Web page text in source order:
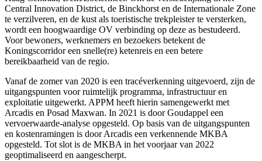
Central Innovation District, de Binckhorst en de Internationale Zone
te verzilveren, en de kust als toeristische trekpleister te versterken,
wordt een hoogwaardige OV verbinding op deze as bestudeerd.
Voor bewoners, werknemers en bezoekers betekent de
Koningscorridor een snelle(re) ketenreis en een betere
bereikbaarheid van de regio.
Vanaf de zomer van 2020 is een tracéverkenning uitgevoerd, zijn de
uitgangspunten voor ruimtelijk programma, infrastructuur en
exploitatie uitgewerkt. APPM heeft hierin samengewerkt met
Arcadis en Posad Maxwan. In 2021 is door Goudappel een
vervoerwaarde-analyse opgesteld. Op basis van de uitgangspunten
en kostenramingen is door Arcadis een verkennende MKBA
opgesteld. Tot slot is de MKBA in het voorjaar van 2022
geoptimaliseerd en aangescherpt.